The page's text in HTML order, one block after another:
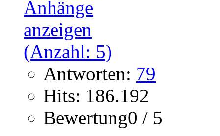
Antworten: 79
Hits: 186.192
Bewertung0 / 5